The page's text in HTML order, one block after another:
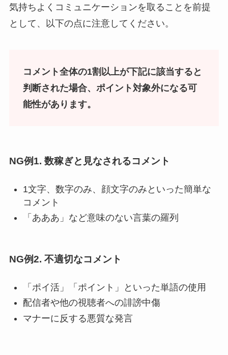
気持ちよくコミュニケーションを取ることを前提
として、以下の点に注意してください。
コメント全体の1割以上が下記に該当すると
判断された場合、ポイント対象外になる可
能性があります。
NG例1. 数稼ぎと見なされるコメント
1文字、数字のみ、顔文字のみといった簡単な
コメント
「あああ」など意味のない言葉の羅列
NG例2. 不適切なコメント
「ポイ活」「ポイント」といった単語の使用
配信者や他の視聴者への誹謗中傷
マナーに反する悪質な発言